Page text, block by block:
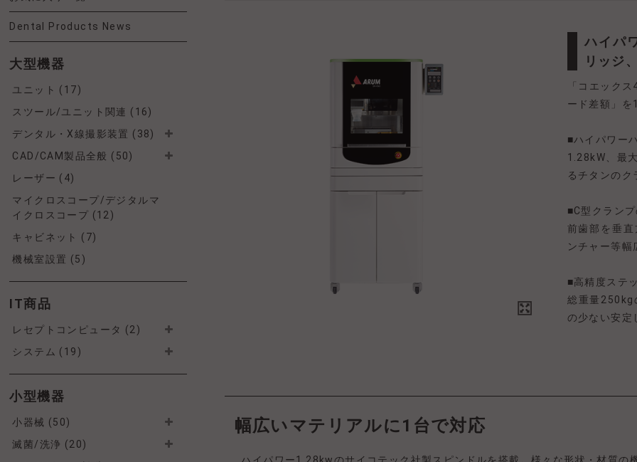
Dental Products News
大型機器
ユニット (17)
スツール/ユニット関連 (16)
デンタル・X線撮影装置 (38)
CAD/CAM製品全般 (50)
レーザー (4)
マイクロスコープ/デジタルマ
イクロスコープ (12)
キャビネット (7)
機械室設置 (5)
IT商品
レセプトコンピュータ (2)
システム (19)
小型機器
小器械 (50)
滅菌/洗浄 (20)
ハイパワースピンドル搭載で、チタンのクラウン、ブ
リッジ
「コエック
ード差額」を
■ハイパワー
1.28kW、最
るチタンの
■C型クラン
前⻭部を垂
ンチャー等
■高精度ステ
総重量250kg
の少ない安定
幅広いマテリアルに1台で対応